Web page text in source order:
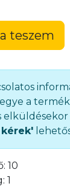
teszem
a
10
1